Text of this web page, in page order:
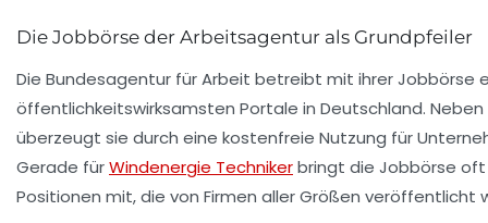
Die Jobbörse der Arbeitsagentur als Grundpfeiler
Die Bundesagentur für Arbeit betreibt mit ihrer Jobbörse
öffentlichkeitswirksamsten Portale in Deutschland.
überzeugt sie durch eine kostenfreie Nutzung für
Gerade fürWindenergie Technikerbringt die Jobbörse
Positionen mit, die von Firmen aller Größen veröffentlicht